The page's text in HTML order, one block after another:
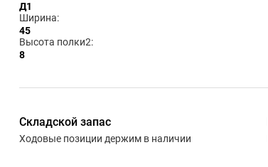
Д1
Ширина:
45
Высота полки2:
8
Складской запас
Ходовые позиции держим в наличии